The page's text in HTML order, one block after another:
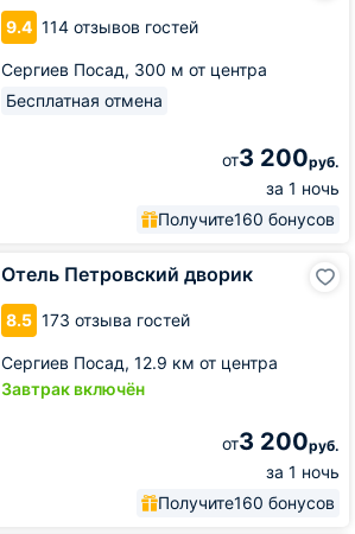
9.4 114 отзывов гостей
Сергиев Посад, 300 м от центра
Бесплатная отмена
от3 200руб.
за 1 ночь
Получите160 бонусов
Отель Петровский дворик
8.5 173 отзыва гостей
Сергиев Посад, 12.9 км от центра
Завтрак включён
от3 200руб.
за 1 ночь
Получите160 бонусов